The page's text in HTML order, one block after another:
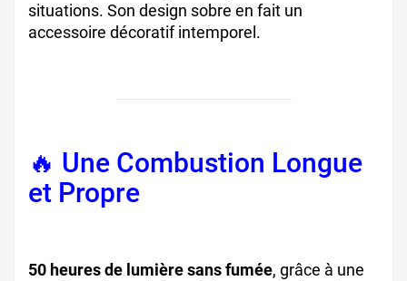
situations. Son design sobre en fait un
accessoire décoratif intemporel.
🔥 Une Combustion Longue
et Propre
50 heures de lumière sans fumée, grâce à une